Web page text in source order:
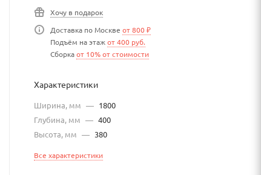
Хочу в подарок
Доставка по Москве от 800 ₽
Подъём на этажот 400 руб.
Сборкаот 10% от стоимости
Характеристики
Ширина, мм — 1800
Глубина, мм — 400
Высота, мм — 380
Все характеристики